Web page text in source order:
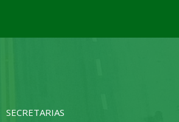
SECRETARIAS